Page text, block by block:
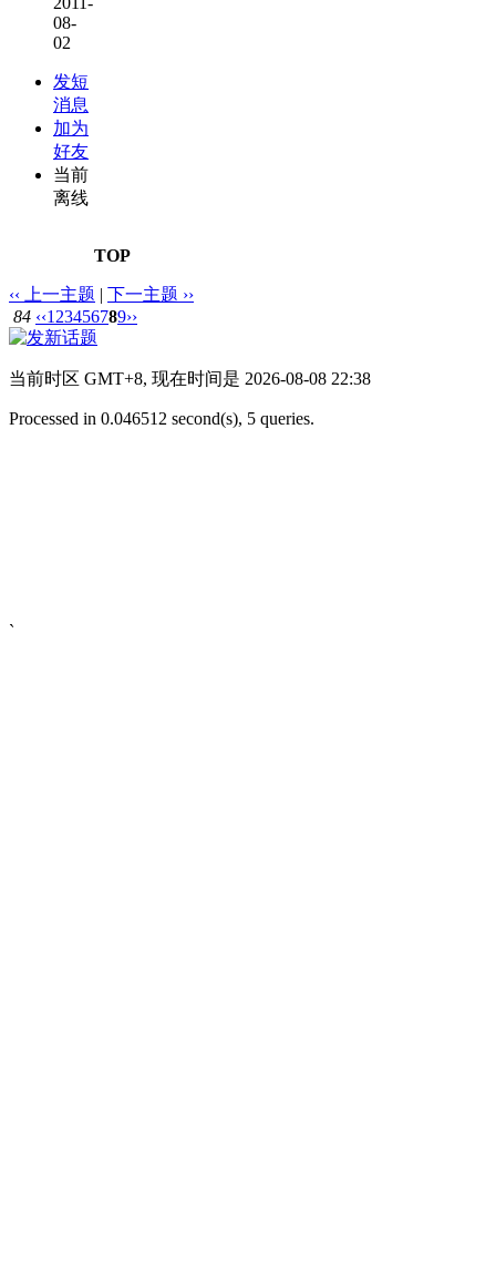
08-
02
发短
消息
加为
好友
当前
离线
TOP
‹‹ 上一主题 | 下一主题 ››
84 ‹‹1 23456789››
当前时区 GMT+8, 现在时间是 2026-08-08 22:38
Processed in 0.046512 second(s), 5 queries.
`